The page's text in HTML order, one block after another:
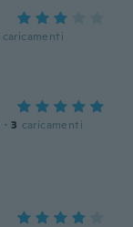
caricamenti
· 3 caricamenti